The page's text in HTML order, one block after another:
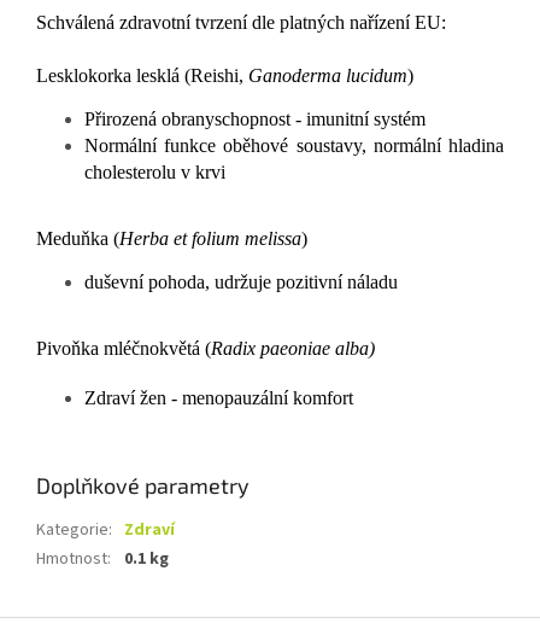
Schválená zdravotní tvrzení dle platných nařízení EU:
Lesklokorka lesklá (Reishi, Ganoderma lucidum)
Přirozená obranyschopnost - imunitní systém
Normální funkce oběhové soustavy, normální hladina
cholesterolu v krvi
Meduňka (Herba et folium melissa)
duševní pohoda, udržuje pozitivní náladu
Pivoňka mléčnokvětá (Radix paeoniae alba)
Zdraví žen - menopauzální komfort
Doplňkové parametry
Kategorie: Zdraví
Hmotnost: 0.1 kg